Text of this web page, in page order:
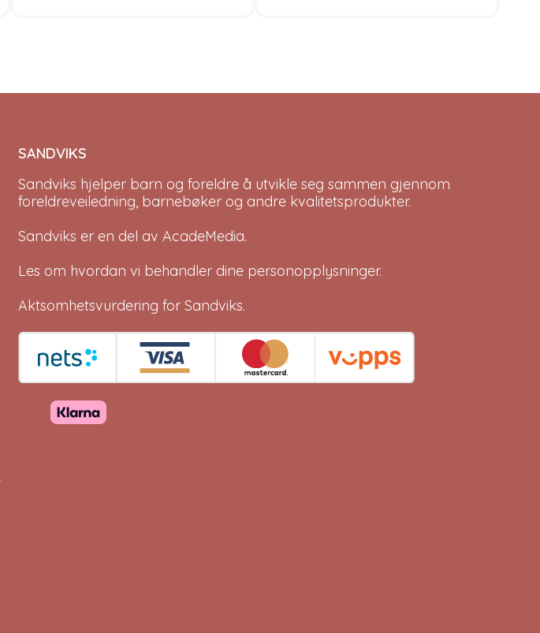
SANDVIKS
Sandviks hjelper barn og foreldre å utvikle seg sammen gjennom
foreldreveiledning, barnebøker og andre kvalitetsprodukter.
Sandviks er en del av AcadeMedia.
Les om hvordan vi behandler dine personopplysninger.
Aktsomhetsvurdering for Sandviks.